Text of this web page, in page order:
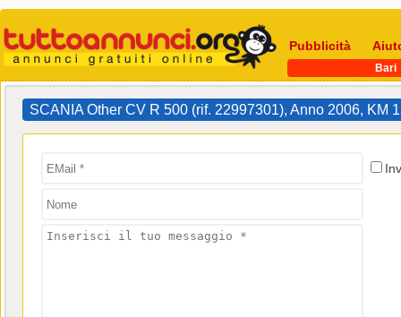
Pubblicità
Bari
SCANIA Other CV R 500 (rif. 22997301), Anno 2006, KM